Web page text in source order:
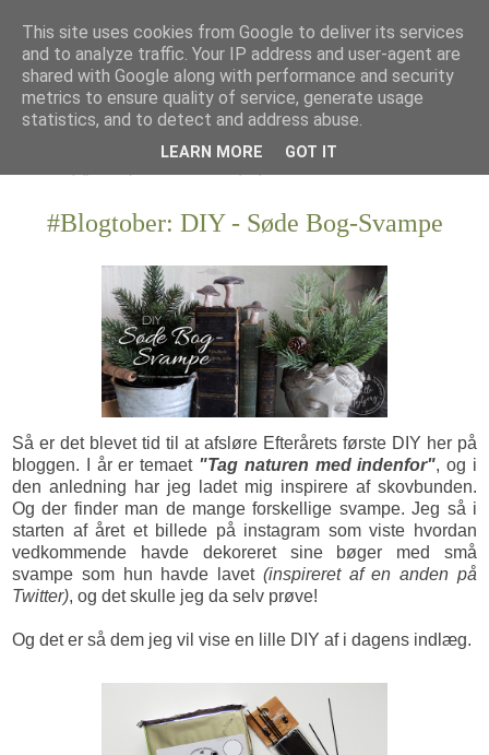
#Blogtober: DIY - Søde Bog-Svampe
Så er det blevet tid til at afsløre Efterårets første DIY her på
bloggen. I år er temaet "Tag naturen med indenfor", og i
den anledning har jeg ladet mig inspirere af skovbunden.
Og der finder man de mange forskellige svampe. Jeg så i
starten af året et billede på instagram som viste hvordan
vedkommende havde dekoreret sine bøger med små
svampe som hun havde lavet (inspireret af en anden på
Twitter), og det skulle jeg da selv prøve!
Og det er så dem jeg vil vise en lille DIY af i dagens indlæg.
This site uses cookies from Google to deliver its services
and to analyze traffic. Your IP address and user-agent are
shared with Google along with performance and security
metrics to ensure quality of service, generate usage
statistics, and to detect and address abuse.
LEARN MORE GOT IT